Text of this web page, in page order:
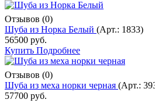
Отзывов (0)
Шуба из Норка Белый (Арт.: 1833)
56500 руб.
Купить Подробнее
Отзывов (0)
Шуба из меха норки черная (Арт.:
57700 руб.